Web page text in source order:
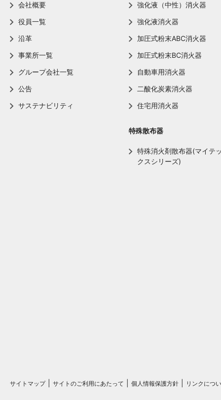
会社概要
役員一覧
沿革
事業所一覧
グループ会社一覧
公告
サステナビリティ
強化液（中性）消火器
強化液消火器
加圧式粉末ABC消火器
加圧式粉末BC消火器
自動車用消火器
二酸化炭素消火器
住宅用消火器
特殊散布器
特殊消火剤散布器(マイテ
クスシリーズ)
サイトマップ サイトのご利用にあたって 個人情報保護方針 リンクにつ